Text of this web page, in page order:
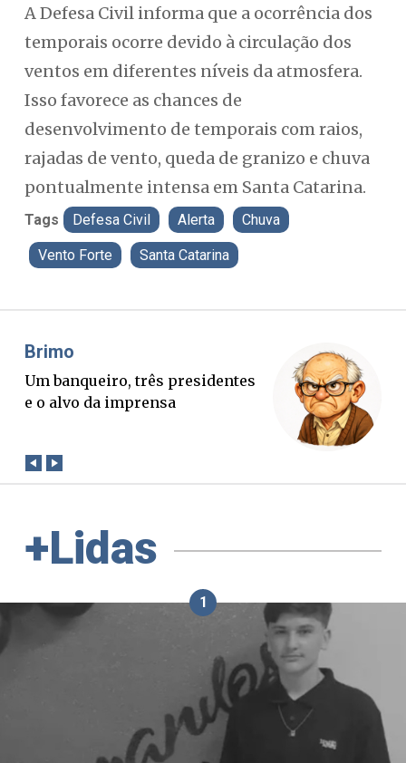
A Defesa Civil informa que a ocorrência dos
temporais ocorre devido à circulação dos
ventos em diferentes níveis da atmosfera.
Isso favorece as chances de
desenvolvimento de temporais com raios,
rajadas de vento, queda de granizo e chuva
pontualmente intensa em Santa Catarina.
Tags Defesa Civil Alerta Chuva
Vento Forte Santa Catarina
O Boato corre mais rápido que a
verdade. Mas quem paga a
+Lidas
1